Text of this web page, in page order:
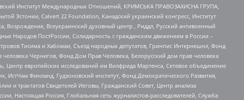
Институт Международных Отношений, КРИМСЬКА ПРАВОЗАХИСНА ГРУПА,
Эстонии, Calvert 22 Foundation, Канадский украинский конгресс, Институт
Всеукраинский духовный центр , Риддл, Русский антивоенный
Народов ПостРоссии, Солидарность с гражданским движением в России –
Тисима и Хабомаи, Съезд народных депутатов, Гринпис Интернешнл, Фонд
Чернигов, Фонд Дом Прав Человека, Белорусский дом прав человека
Центр европейских исследований им Вилфрида Мартенса, Сетевое объединение
Финланд, Гудзоновский институт, Фонд Демократического Развития,
и трактатов Свидетелей Иеговы, Гражданский Совет, Центр анализа
Настоящая Россия, Глобальная сеть журналистов-расследователей, Служба